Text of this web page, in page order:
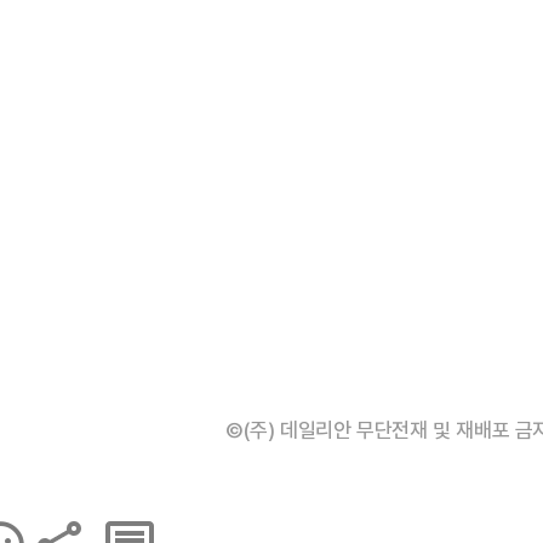
©(주) 데일리안 무단전재 및 재배포 금